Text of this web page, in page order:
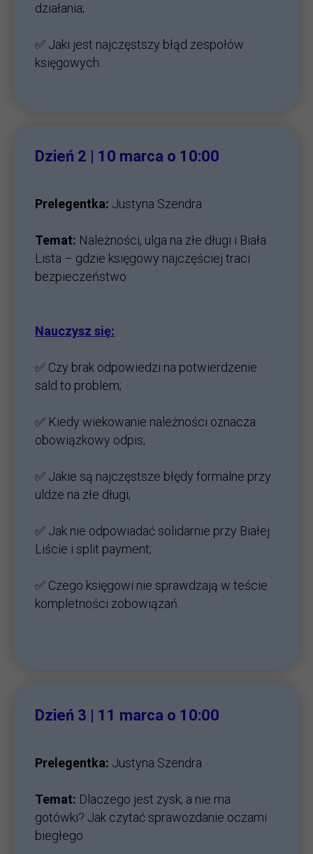
działania;
✅ Jaki jest najczęstszy błąd zespołów
księgowych.
Dzień 2 | 10 marca o 10:00
Prelegentka: Justyna Szendra
Temat: Należności, ulga na złe długi i Biała
Lista – gdzie księgowy najczęściej traci
bezpieczeństwo
Nauczysz się:
✅ Czy brak odpowiedzi na potwierdzenie
sald to problem;
✅ Kiedy wiekowanie należności oznacza
obowiązkowy odpis;
✅ Jakie są najczęstsze błędy formalne przy
uldze na złe długi;
✅ Jak nie odpowiadać solidarnie przy Białej
Liście i split payment;
✅ Czego księgowi nie sprawdzają w teście
kompletności zobowiązań.
Dzień 3 | 11 marca o 10:00
Prelegentka: Justyna Szendra
Temat: Dlaczego jest zysk, a nie ma
gotówki? Jak czytać sprawozdanie oczami
biegłego